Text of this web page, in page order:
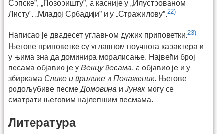
Српске”, „Позоришту”, а касније у „Илустрованом
Листу”, „Младој Србадији” и у „Стражилову”.22)
Написао је двадесет углавном дужих приповетки.23)
Његове приповетке су углавном поучнога карактера и
у њима зна да доминира моралисање. Највећи број
песама објавио је у Венцу песама, а објавио је и у
збиркама Слике и прилике и Полаженик. Његове
родољубиве песмеДомовина и Јунак могу се
сматрати његовим најлепшим песмама.
Литература